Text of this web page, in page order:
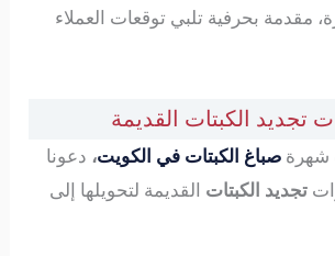
مقدمة بحرفية تلبي توقعات العملاء
تجديد الكبتات القديمة
شهرةصباغ الكبتات في الكويت، دعونا
تجديد الكبتات القديمة لتحويلها إلى